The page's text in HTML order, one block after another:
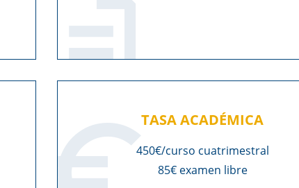
TASA ACADÉMICA
450€/curso cuatrimestral
85€ examen libre